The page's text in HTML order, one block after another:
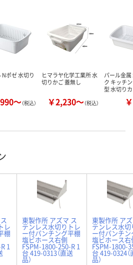
Nポゼ 水切り
～（税込）
ヒマラヤ化学工業所 水
切りかご 蓋無し
￥2,230～（税込）
パール金
ク キッチ
型 水切り
レ
棚
1
東製作所 アズマ ス
テンレス水切りトレ
ー付パンチング平棚
塩ビホース右側
FSPM-1800-250-R 1
台 419-0313（直送
品）
東製作所 ア
テンレス水
ー付パンチ
塩ビホース右
FSPM-1800-
台 419-0324（
品）